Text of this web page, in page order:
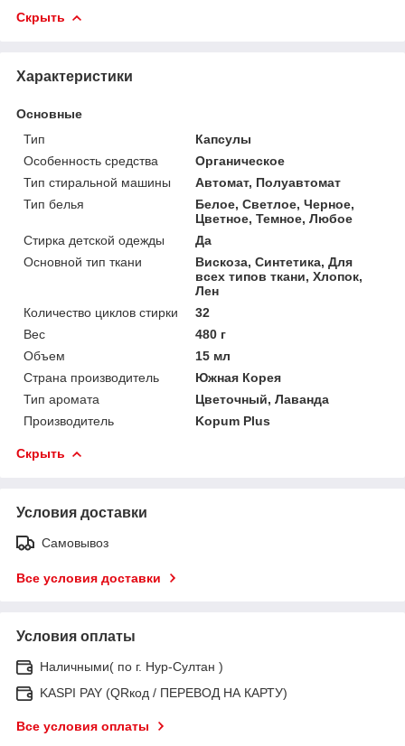
Скрыть
Характеристики
Основные
Тип
Капсулы
Особенность средства
Органическое
Тип стиральной машины
Автомат, Полуавтомат
Тип белья
Белое, Светлое, Черное,
Цветное, Темное, Любое
Стирка детской одежды
Да
Основной тип ткани
Вискоза, Синтетика, Для
всех типов ткани, Хлопок,
Лен
Количество циклов стирки
32
Вес
480 г
Объем
15 мл
Страна производитель
Южная Корея
Тип аромата
Цветочный, Лаванда
Производитель
Kopum Plus
Скрыть
Условия доставки
Самовывоз
Все условия доставки
Условия оплаты
Наличными( по г. Нур-Султан )
KASPI PAY (QRкод / ПЕРЕВОД НА КАРТУ)
Все условия оплаты